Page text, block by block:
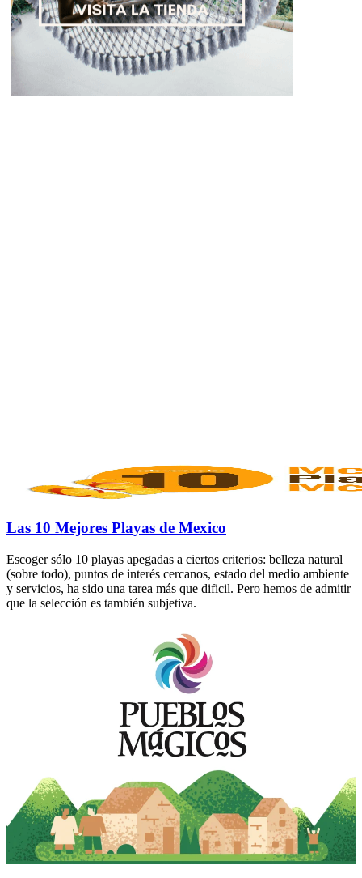
Las 10 Mejores Playas de Mexico
Escoger sólo 10 playas apegadas a ciertos criterios: belleza natural
(sobre todo), puntos de interés cercanos, estado del medio ambiente
y servicios, ha sido una tarea más que dificil. Pero hemos de admitir
que la selección es también subjetiva.